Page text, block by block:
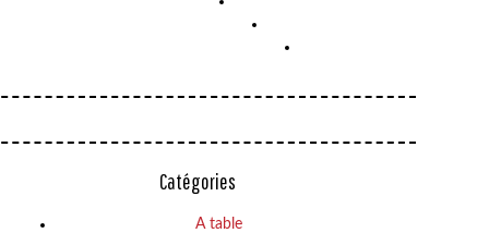
Catégories
A table